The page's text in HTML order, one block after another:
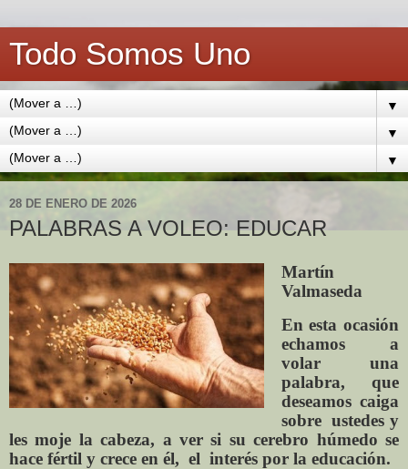
Todo Somos Uno
▼
▼
▼
28 DE ENERO DE 2026
PALABRAS A VOLEO: EDUCAR
Martín
Valmaseda
En esta ocasión
echamos a
volar una
palabra, que
deseamos caiga
sobre ustedes y
les moje la cabeza, a ver si su cerebro húmedo se
hace fértil y crece en él, el interés por la educación.